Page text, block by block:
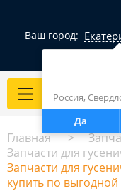
Ваш город:
Россия,
Да
Каталог
Главная
Запчасти для
Запчасти для
купить по